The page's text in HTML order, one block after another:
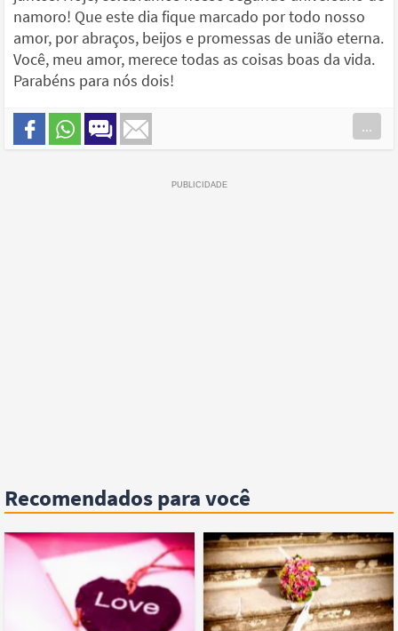
namoro! Que este dia fique marcado por todo nosso
amor, por abraços, beijos e promessas de união eterna.
Você, meu amor, merece todas as coisas boas da vida.
Parabéns para nós dois!
...
Recomendados para você